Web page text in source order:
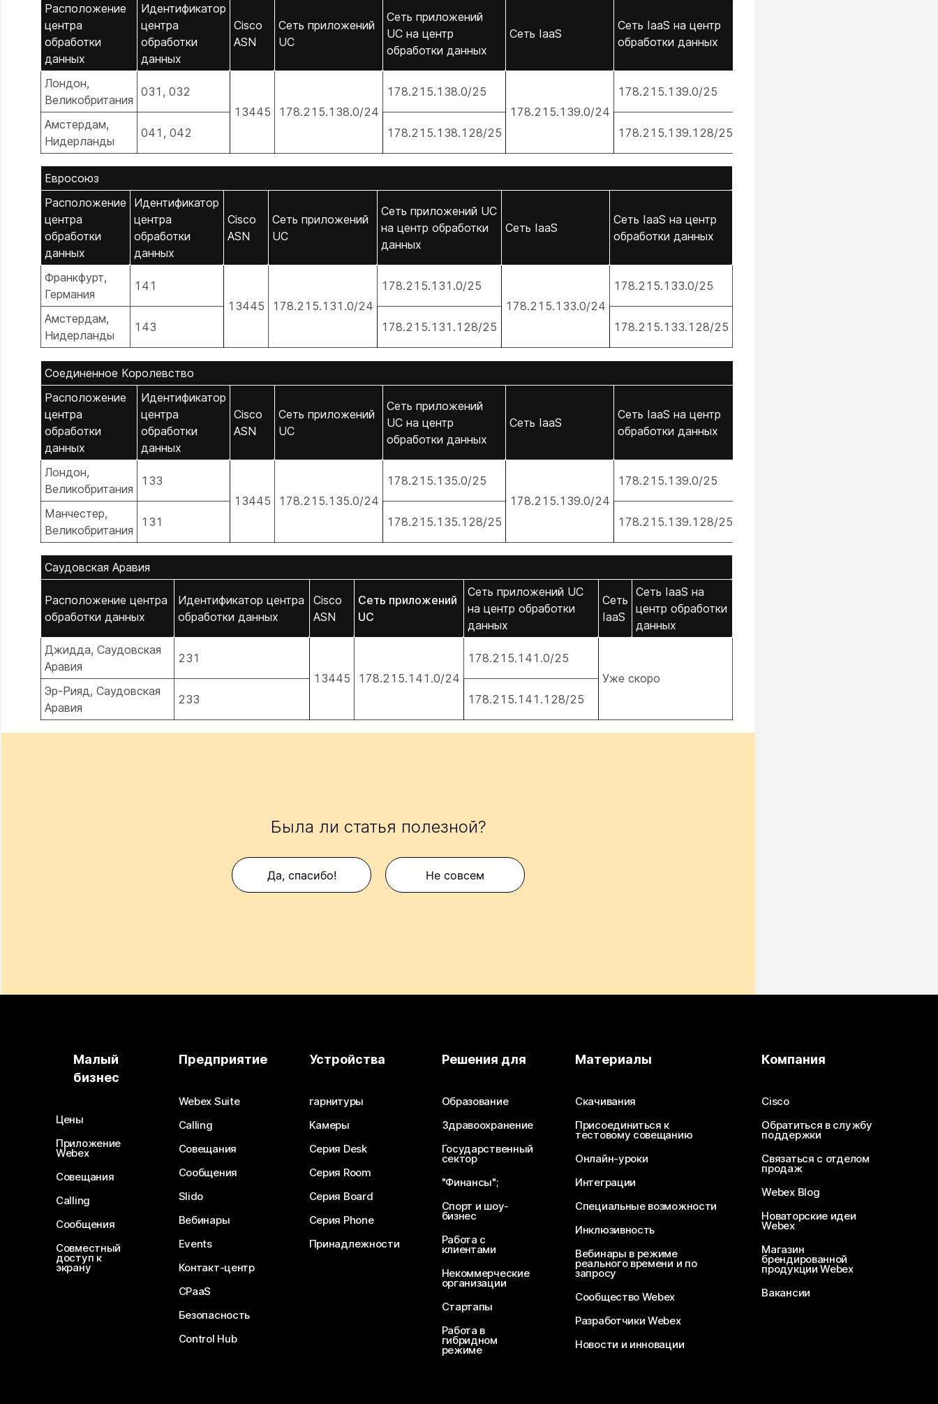
Расположение
центра
обработки
данных
Идентификатор
центра
обработки
данных
Cisco
ASN
Сеть приложений
UC
Сеть приложений
UC на центр
обработки данных
Сеть IaaS
Сеть IaaS на центр
обработки данных
Лондон,
Великобритания
031, 032
13445
178.215.138.0/24
178.215.138.0/25
178.215.139.0/24
178.215.139.0/25
Амстердам,
Нидерланды
041, 042 178.215.138.128/25 178.215.139.128/25
Евросоюз
Расположение
центра
обработки
данных
Идентификатор
центра
обработки
данных
Cisco
ASN
Сеть приложений
UC
Сеть приложений UC
на центр обработки
данных
Сеть IaaS
Сеть IaaS на центр
обработки данных
Франкфурт,
Германия
141
13445
178.215.131.0/24
178.215.131.0/25
178.215.133.0/24
178.215.133.0/25
Амстердам,
Нидерланды
143 178.215.131.128/25 178.215.133.128/25
Соединенное Королевство
Расположение
центра
обработки
данных
Идентификатор
центра
обработки
данных
Cisco
ASN
Сеть приложений
UC
Сеть приложений
UC на центр
обработки данных
Сеть IaaS
Сеть IaaS на центр
обработки данных
Лондон,
Великобритания
133
13445
178.215.135.0/24
178.215.135.0/25
178.215.139.0/24
178.215.139.0/25
Манчестер,
Великобритания
131 178.215.135.128/25 178.215.139.128/25
Саудовская Аравия
Расположение центра
обработки данных
Идентификатор центра
обработки данных
Cisco
ASN
Сеть приложений
UC
Сеть приложений UC
на центр обработки
данных
Сеть
IaaS
Сеть IaaS на
центр обработки
данных
Джидда, Саудовская
Аравия
231
13445
178.215.141.0/24
178.215.141.0/25
Уже скоро
Эр-Рияд, Саудовская
Аравия
233 178.215.141.128/25
Была ли статья полезной?
Да, спасибо! Не совсем
Малый
бизнес
Цены
Приложение
Webex
Совещания
Calling
Сообщения
Совместный
доступ к
экрану
Предприятие
Webex Suite
Calling
Совещания
Сообщения
Slido
Вебинары
Events
Контакт-центр
CPaaS
Безопасность
Control Hub
Устройства
гарнитуры
Камеры
Серия Desk
Серия Room
Серия Board
Серия Phone
Принадлежности
Решения для
Образование
Здравоохранение
Государственный
сектор
"Финансы";
Спорт и шоу-
бизнес
Работа с
клиентами
Некоммерческие
организации
Стартапы
Работа в
гибридном
режиме
Материалы
Скачивания
Присоединиться к
тестовому совещанию
Онлайн-уроки
Интеграции
Специальные возможности
Инклюзивность
Вебинары в режиме
реального времени и по
запросу
Сообщество Webex
Разработчики Webex
Новости и инновации
Компания
Cisco
Обратиться в службу
поддержки
Связаться с отделом
продаж
Webex Blog
Новаторские идеи
Webex
Магазин
брендированной
продукции Webex
Вакансии